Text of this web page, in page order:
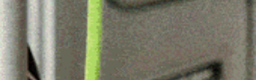
ARTICOLI RECENTI